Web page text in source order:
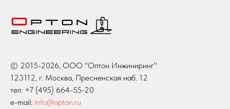
© 2015-2026, ООО "Оптон Инжиниринг"
123112, г. Москва, Пресненская наб. 12
тел: +7 (495) 664-55-20
e-mail: info@opton.ru